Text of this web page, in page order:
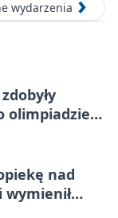
wydarzenia
olimpiadzie
nad
wymienił